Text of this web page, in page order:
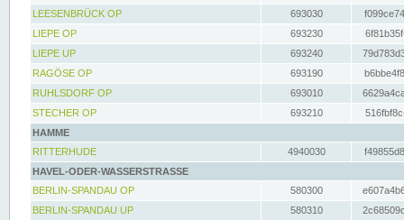
LEESENBRÜCK OP
693030
LIEPE OP
693230
LIEPE UP
693240
RAGÖSE OP
693190
RUHLSDORF OP
693010
STECHER OP
693210
HAMME
RITTERHUDE
4940030
HAVEL-ODER-WASSERSTRASSE
BERLIN-SPANDAU OP
580300
BERLIN-SPANDAU UP
580310